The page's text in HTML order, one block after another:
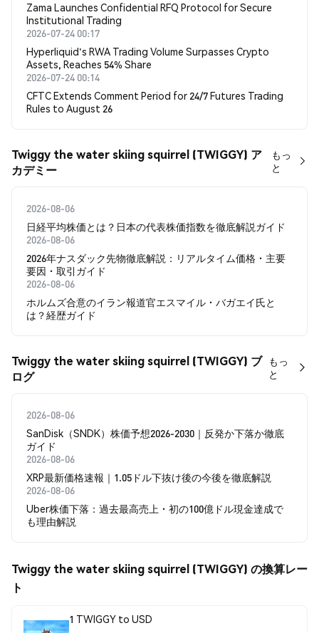
Zama Launches Confidential RFQ Protocol for Secure
Institutional Trading
2026-07-24 00:17
Hyperliquid's RWA Trading Volume Surpasses Crypto
Assets, Reaches 54% Share
2026-07-24 00:14
CFTC Extends Comment Period for 24/7 Futures Trading
Rules to August 26
Twiggy the water skiing squirrel (TWIGGY) ア
カデミー
もっ
と
2026-08-06
日経平均株価とは？日本の代表株価指数を徹底解説ガイド
2026-08-06
2026年ナスダック先物徹底解説：リアルタイム価格・主要
要因・取引ガイド
2026-08-06
ホルムズ合意のイラン報道官エスマイル・バガエイ氏と
は？経歴ガイド
Twiggy the water skiing squirrel (TWIGGY) ブ
ログ
もっ
と
2026-08-06
SanDisk（SNDK）株価予想2026-2030｜反発か下落か徹底
ガイド
2026-08-06
XRP最新価格速報｜1.05ドル下抜け後の今後を徹底解説
2026-08-06
Uber株価下落：過去最高売上・初の100億ドル現金達成で
も理由解説
Twiggy the water skiing squirrel (TWIGGY) の換算レー
ト
1 TWIGGY to USD